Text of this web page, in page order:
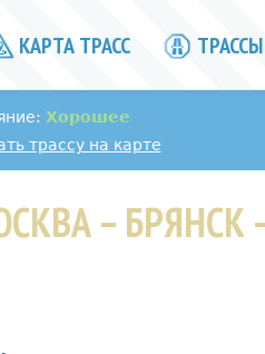
КАРТА ТРАСС
Хорошее
трассу на карте
– БРЯНСК